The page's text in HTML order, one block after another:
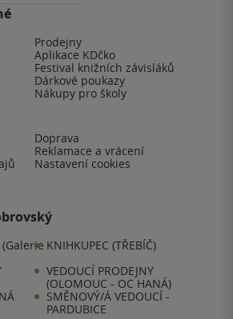
Prodejny
Aplikace KDčko
Festival knižních závisláků
Dárkové poukazy
Nákupy pro školy
Doprava
Reklamace a vrácení
Nastavení cookies
(Galerie KNIHKUPEC (TŘEBÍČ)
VEDOUCÍ PRODEJNY
(OLOMOUC - OC HANÁ)
SMĚNOVÝ/Á VEDOUCÍ -
PARDUBICE